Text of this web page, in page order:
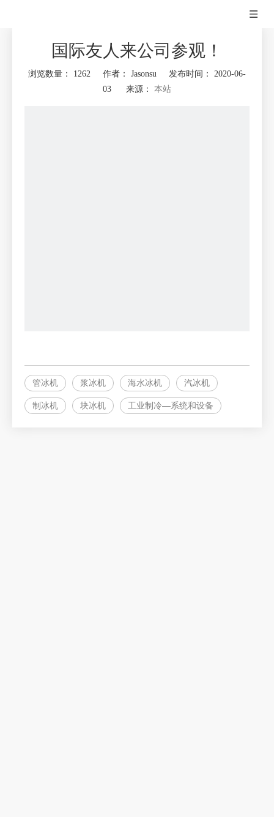
国际友人来公司参观！
浏览数量： 1262 作者： Jasonsu 发布时间： 2020-06-
03 来源： 本站
管冰机 浆冰机 海水冰机 汽冰机
制冰机 块冰机 工业制冷—系统和设备